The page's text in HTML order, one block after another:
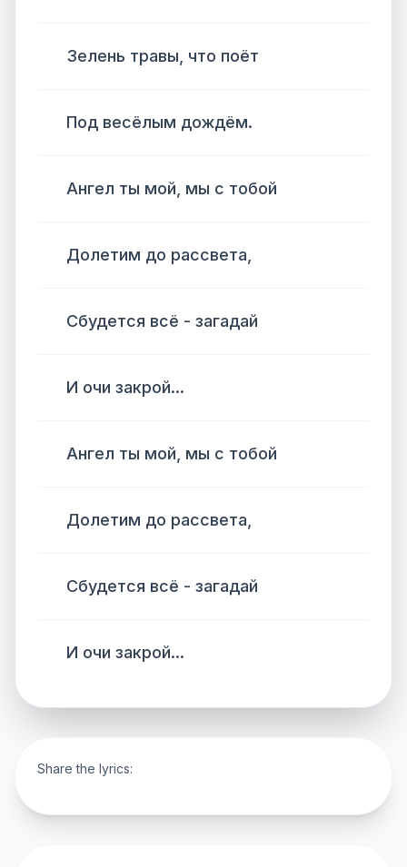
Зелень травы, что поёт
Под весёлым дождём.
Ангел ты мой, мы с тобой
Долетим до рассвета,
Сбудется всё - загадай
И очи закрой...
Ангел ты мой, мы с тобой
Долетим до рассвета,
Сбудется всё - загадай
И очи закрой...
Share the lyrics: